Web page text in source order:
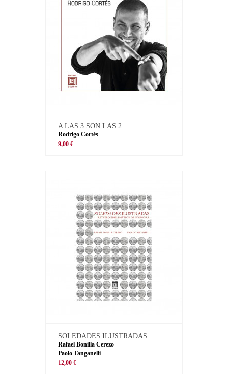
A LAS 3 SON LAS 2
Rodrigo Cortés
9,00 €
SOLEDADES ILUSTRADAS
Rafael Bonilla Cerezo
Paolo Tanganelli
12,00 €